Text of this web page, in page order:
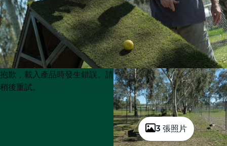
3 張照片
Product
List
Product
List
抱歉，載入產品時發生錯誤。請
稍後重試。